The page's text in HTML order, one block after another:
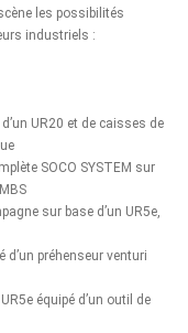
les possibilités
industriels :
UR20 et de caisses de
SOCO SYSTEM sur
sur base d’un UR5e,
d’un préhenseur venturi
équipé d’un outil de